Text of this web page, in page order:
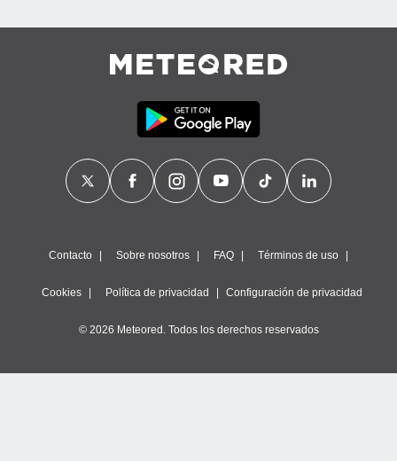
Contacto Sobre nosotros FAQ Términos de uso
Cookies Política de privacidad Configuración de privacidad
© 2026 Meteored. Todos los derechos reservados